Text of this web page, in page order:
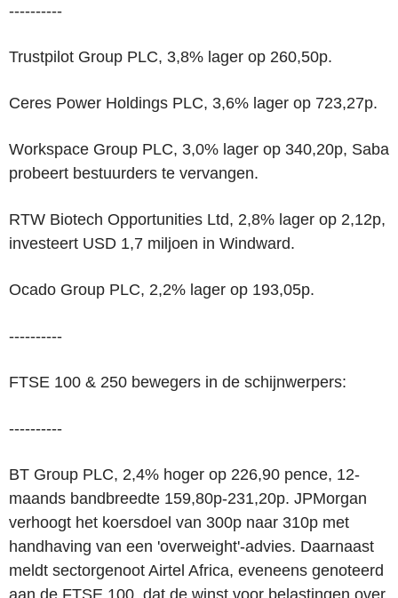
----------
Trustpilot Group PLC, 3,8% lager op 260,50p.
Ceres Power Holdings PLC, 3,6% lager op 723,27p.
Workspace Group PLC, 3,0% lager op 340,20p, Saba
probeert bestuurders te vervangen.
RTW Biotech Opportunities Ltd, 2,8% lager op 2,12p,
investeert USD 1,7 miljoen in Windward.
Ocado Group PLC, 2,2% lager op 193,05p.
----------
FTSE 100 & 250 bewegers in de schijnwerpers:
----------
BT Group PLC, 2,4% hoger op 226,90 pence, 12-
maands bandbreedte 159,80p-231,20p. JPMorgan
verhoogt het koersdoel van 300p naar 310p met
handhaving van een 'overweight'-advies. Daarnaast
meldt sectorgenoot Airtel Africa, eveneens genoteerd
aan de FTSE 100, dat de winst voor belastingen over